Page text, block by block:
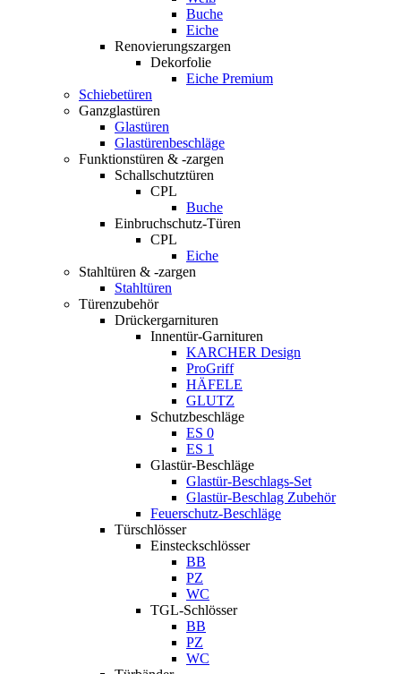
Buche
Eiche
Renovierungszargen
Dekorfolie
Eiche Premium
Schiebetüren
Ganzglastüren
Glastüren
Glastürenbeschläge
Funktionstüren & -zargen
Schallschutztüren
CPL
Buche
Einbruchschutz-Türen
CPL
Eiche
Stahltüren & -zargen
Stahltüren
Türenzubehör
Drückergarnituren
Innentür-Garnituren
KARCHER Design
ProGriff
HÄFELE
GLUTZ
Schutzbeschläge
ES 0
ES 1
Glastür-Beschläge
Glastür-Beschlags-Set
Glastür-Beschlag Zubehör
Feuerschutz-Beschläge
Türschlösser
Einsteckschlösser
BB
PZ
WC
TGL-Schlösser
BB
PZ
WC